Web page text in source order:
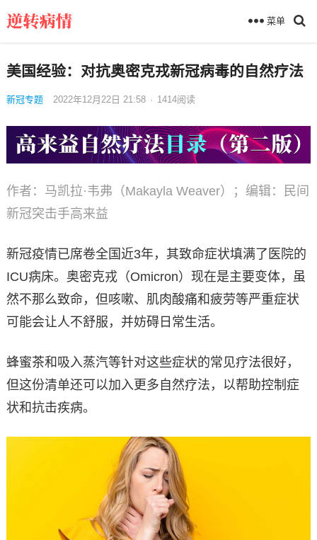
菜单
美国经验：对抗奥密克戎新冠病毒的自然疗法
新冠专题 2022年12月22日 21:58 · 1414阅读
作者：马凯拉·韦弗（Makayla Weaver）；编辑：民间
新冠突击手高来益
新冠疫情已席卷全国近3年，其致命症状填满了医院的
ICU病床。奥密克戎（Omicron）现在是主要变体，虽
然不那么致命，但咳嗽、肌肉酸痛和疲劳等严重症状
可能会让人不舒服，并妨碍日常生活。
蜂蜜茶和吸入蒸汽等针对这些症状的常见疗法很好，
但这份清单还可以加入更多自然疗法，以帮助控制症
状和抗击疾病。